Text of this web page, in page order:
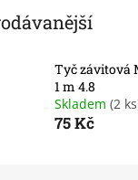
Tyč závitová
1 m 4.8
Skladem (2
75 Kč